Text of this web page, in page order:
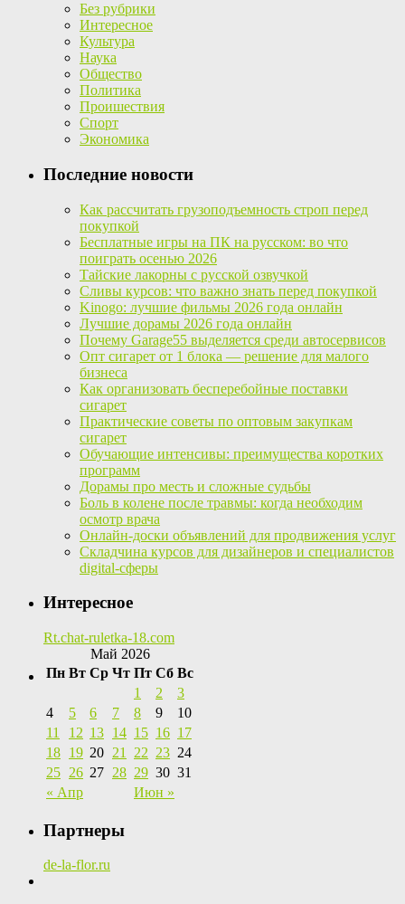
Без рубрики
Интересное
Культура
Наука
Общество
Политика
Проишествия
Спорт
Экономика
Последние новости
Как рассчитать грузоподъемность строп перед
покупкой
Бесплатные игры на ПК на русском: во что
поиграть осенью 2026
Тайские лакорны с русской озвучкой
Сливы курсов: что важно знать перед покупкой
Kinogo: лучшие фильмы 2026 года онлайн
Лучшие дорамы 2026 года онлайн
Почему Garage55 выделяется среди автосервисов
Опт сигарет от 1 блока — решение для малого
бизнеса
Как организовать бесперебойные поставки
сигарет
Практические советы по оптовым закупкам
сигарет
Обучающие интенсивы: преимущества коротких
программ
Дорамы про месть и сложные судьбы
Боль в колене после травмы: когда необходим
осмотр врача
Онлайн-доски объявлений для продвижения услуг
Складчина курсов для дизайнеров и специалистов
digital-сферы
Интересное
Rt.chat-ruletka-18.com
Май 2026
Пн Вт Ср Чт Пт Сб Вс
« Апр Июн »
1 2
3
4
5 6 7 8 9
10
11
12 13 14 15 16 17
18 19 20 21 22 23 24
25 26 27 28 29 30 31
Партнеры
de-la-flor.ru